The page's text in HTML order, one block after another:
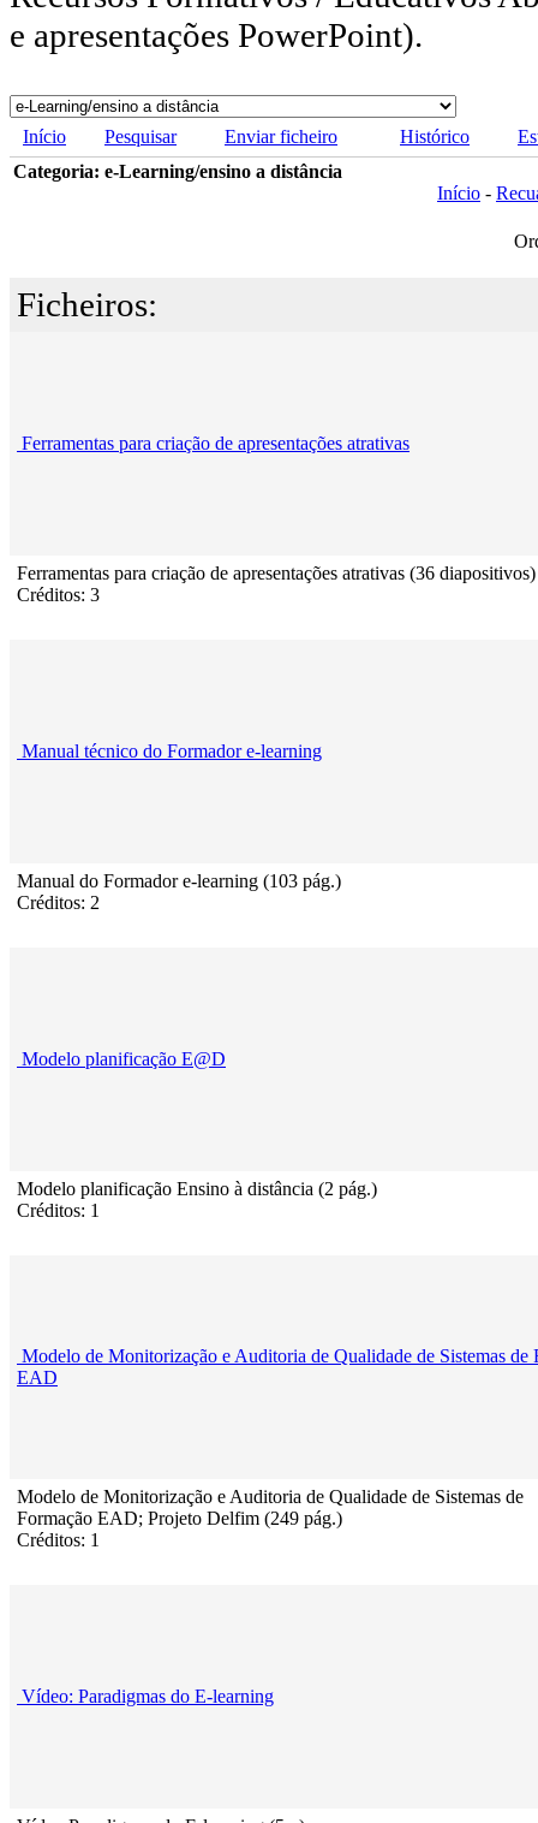
e apresentações PowerPoint).
Início Pesquisar Enviar ficheiro Histórico
Categoria: e-Learning/ensino a distância
Início -
Ficheiros:
Ferramentas para criação de apresentações atrativas
Ferramentas para criação de apresentações atrativas (36 diapositivos)
Créditos: 3
Manual técnico do Formador e-learning
Manual do Formador e-learning (103 pág.)
Créditos: 2
Modelo planificação E@D
Modelo planificação Ensino à distância (2 pág.)
Créditos: 1
Modelo de Monitorização e Auditoria de Qualidade de Sistemas de
EAD
Modelo de Monitorização e Auditoria de Qualidade de Sistemas de
Formação EAD; Projeto Delfim (249 pág.)
Créditos: 1
Vídeo: Paradigmas do E-learning